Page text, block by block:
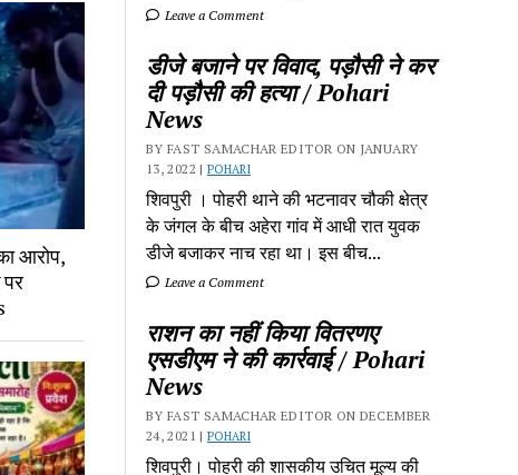
आरोप,
पर
Leave a Comment
डीजे बजाने पर विवाद, पड़ौसी ने कर
दी पड़ौसी की हत्या / Pohari
News
BY FAST SAMACHAR EDITOR ON JANUARY
13, 2022 | POHARI
शिवपुरी‎ । पोहरी थाने की भटनावर चौकी क्षेत्र‎
के जंगल के बीच अहेरा गांव में‎ आधी रात युवक
डीजे बजाकर‎ नाच रहा था। इस बीच...
Leave a Comment
राशन का नहीं किया वितरणए
एसडीएम ने की कार्रवाई / Pohari
News
BY FAST SAMACHAR EDITOR ON DECEMBER
24, 2021 | POHARI
शिवपुरी। पोहरी की शासकीय उचित मूल्य की